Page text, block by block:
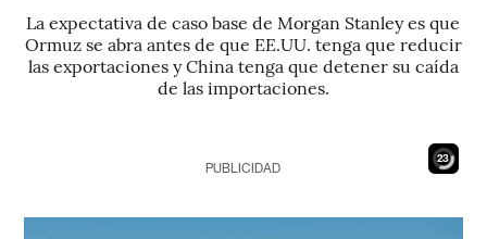
La expectativa de caso base de Morgan Stanley es que
Ormuz se abra antes de que EE.UU. tenga que reducir
las exportaciones y China tenga que detener su caída
de las importaciones.
22
PUBLICIDAD